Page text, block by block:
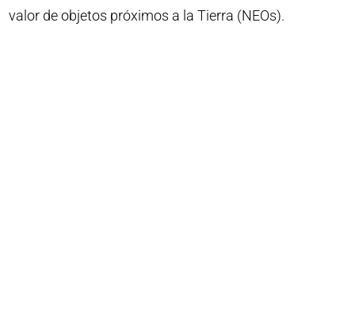
valor de objetos próximos a la Tierra (NEOs).